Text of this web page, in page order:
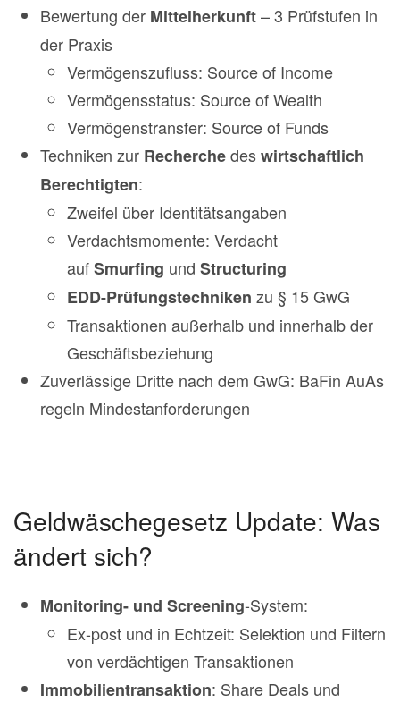
Bewertung der Mittelherkunft– 3 Prüfstufen in
der Praxis
Vermögenszufluss: Source of Income
Vermögensstatus: Source of Wealth
Vermögenstransfer: Source of Funds
Techniken zur Recherchedeswirtschaftlich
Berechtigten:
Zweifel über Identitätsangaben
Verdachtsmomente: Verdacht
aufSmurfing und Structuring
EDD-Prüfungstechniken zu § 15 GwG
Transaktionen außerhalb und innerhalb der
Geschäftsbeziehung
Zuverlässige Dritte nach dem GwG: BaFin AuAs
regeln Mindestanforderungen
Geldwäschegesetz Update: Was
ändert sich?
Monitoring- und Screening-System:
Ex-post und in Echtzeit: Selektion und Filtern
von verdächtigen Transaktionen
Immobilientransaktion: Share Deals und